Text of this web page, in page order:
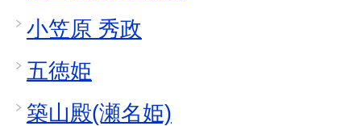
小笠原 秀政
五徳姫
築山殿(瀬名姫)